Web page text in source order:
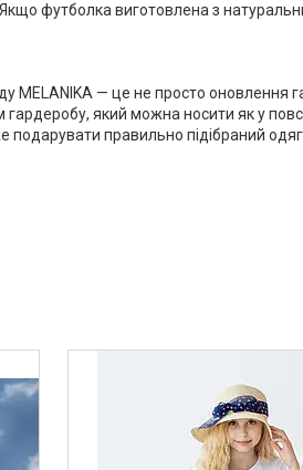
футболка виготовлена з
MELANIKA — це не просто оновлення
який можна носити як у
подарувати правильно підібраний одяг.